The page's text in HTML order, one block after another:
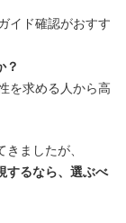
イド確認がおすす
？
を求める人から高
ましたが、
するなら、選ぶべ